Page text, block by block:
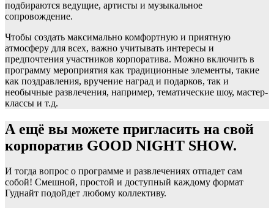
подбираются ведущие, артисты и музыкальное
сопровождение.
Чтобы создать максимально комфортную и приятную
атмосферу для всех, важно учитывать интересы и
предпочтения участников корпоратива. Можно включить в
программу мероприятия как традиционные элементы, такие
как поздравления, вручение наград и подарков, так и
необычные развлечения, например, тематические шоу, мастер-
классы и т.д.
А ещё вы можете пригласить на свой
корпоратив GOOD NIGHT SHOW.
И тогда вопрос о программе и развлечениях отпадет сам
собой! Смешной, простой и доступный каждому формат
Гуднайт подойдет любому коллективу.